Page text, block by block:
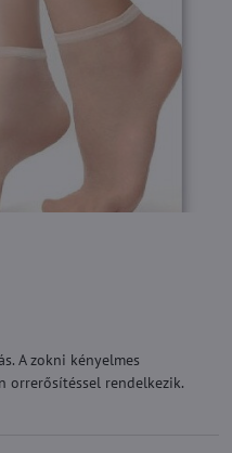
A zokni kényelmes
orrerősítéssel rendelkezik.